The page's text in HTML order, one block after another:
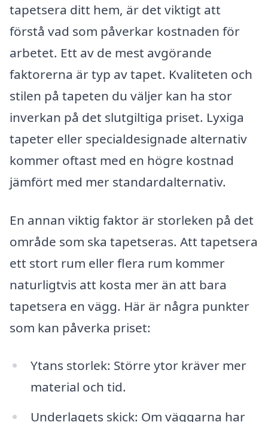
tapetsera ditt hem, är det viktigt att
förstå vad som påverkar kostnaden för
arbetet. Ett av de mest avgörande
faktorerna är typ av tapet. Kvaliteten och
stilen på tapeten du väljer kan ha stor
inverkan på det slutgiltiga priset. Lyxiga
tapeter eller specialdesignade alternativ
kommer oftast med en högre kostnad
jämfört med mer standardalternativ.
En annan viktig faktor är storleken på det
område som ska tapetseras. Att tapetsera
ett stort rum eller flera rum kommer
naturligtvis att kosta mer än att bara
tapetsera en vägg. Här är några punkter
som kan påverka priset:
Ytans storlek: Större ytor kräver mer
material och tid.
Underlagets skick: Om väggarna har